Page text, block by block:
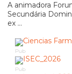
A animadora
Secundária
ex ...
Pub
Pub